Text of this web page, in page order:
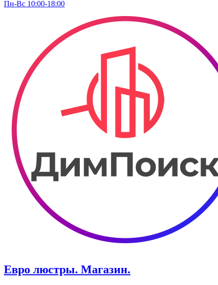
Пн-Вс 10:00-18:00
Евро люстры. Магазин.